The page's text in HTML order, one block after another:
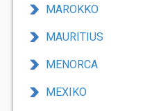
MAROKKO
MAURITIUS
MENORCA
MEXIKO